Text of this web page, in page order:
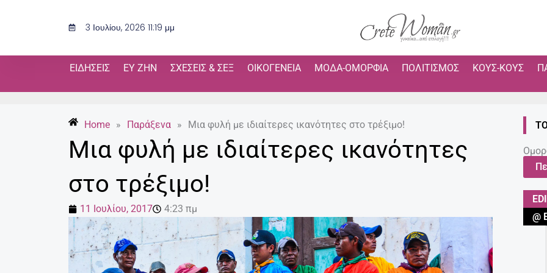
3 Ιουλίου, 2026 11:19 μμ
ΕΙΔΉΣΕΙΣ ΕΥ ΖΗΝ ΣΧΈΣΕΙΣ & ΣΕΞ ΟΙΚΟΓΈΝΕΙΑ ΜΌΔΑ-ΟΜΟΡΦΙΆ ΠΟΛΙΤΙΣΜΌΣ ΚΟΥΣ-ΚΟΥΣ
Home » Παράξενα » Μια φυλή με ιδιαίτερες ικανότητες στο τρέξιμο!
Μια φυλή με ιδιαίτερες ικανότητες
στο τρέξιμο!
11 Ιουλίου, 2017 4:23 πμ
@